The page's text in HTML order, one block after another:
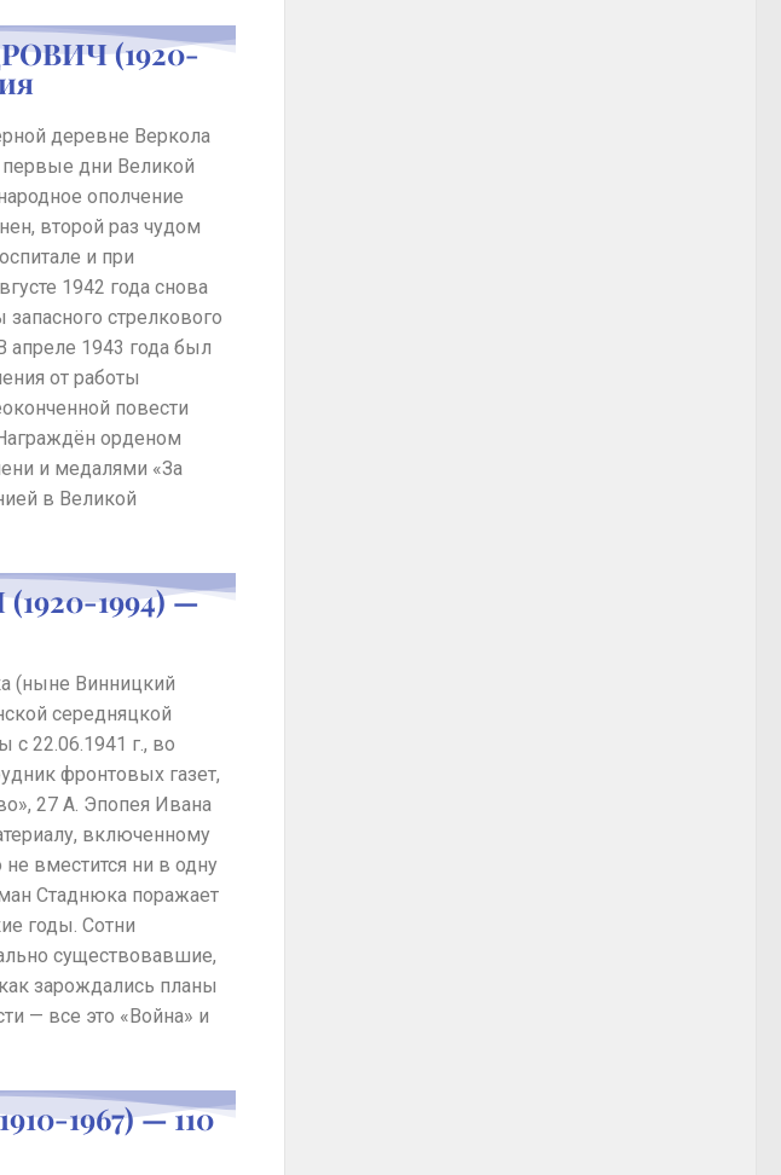
(1920-
деревне Веркола
первые дни Великой
ополчение
второй раз чудом
и при
1942 года снова
стрелкового
апреле 1943 года был
от работы
повести
орденом
и медалями «За
в Великой
1994) —
(ныне Винницкий
середняцкой
с 22.06.1941 г., во
фронтовых газет,
27 А. Эпопея Ивана
включенному
вместится ни в одну
Стаднюка поражает
годы. Сотни
существовавшие,
зарождались планы
— все это «Война» и
1967) — 110